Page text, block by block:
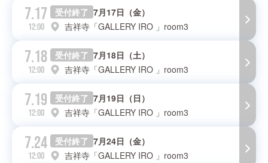
7.17
12:00
受付終了 7月17日（金）
吉祥寺「GALLERY IRO 」room3
7.18
12:00
受付終了 7月18日（土）
吉祥寺「GALLERY IRO 」room3
7.19
12:00
受付終了 7月19日（日）
吉祥寺「GALLERY IRO 」room3
7.24
12:00
受付終了 7月24日（金）
吉祥寺「GALLERY IRO 」room3